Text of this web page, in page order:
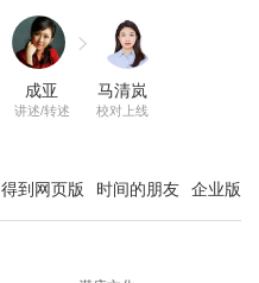
成亚
讲述/转述
马清岚
校对上线
得到网页版 时间的朋友 企业版